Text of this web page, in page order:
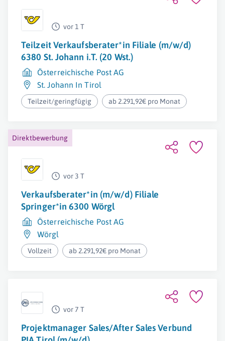
vor 1 T
Teilzeit Verkaufsberater*in Filiale (m/w/d)
6380 St. Johann i.T. (20 Wst.)
Österreichische Post AG
St. Johann In Tirol
Teilzeit/geringfügig ab 2.291,92€ pro Monat
Direktbewerbung
vor 3 T
Verkaufsberater*in (m/w/d) Filiale
Springer*in 6300 Wörgl
Österreichische Post AG
Wörgl
Vollzeit ab 2.291,92€ pro Monat
vor 7 T
Projektmanager Sales/After Sales Verbund